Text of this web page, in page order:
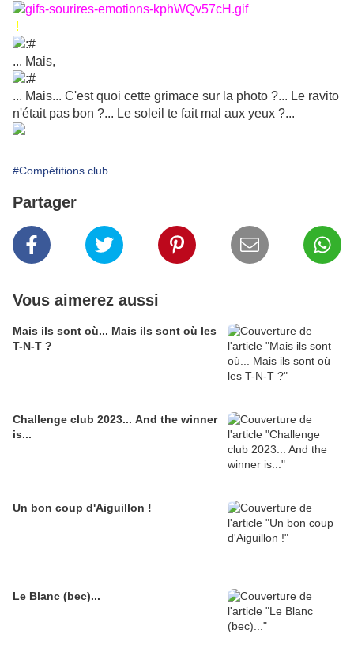
!
... Mais,
... Mais... C'est quoi cette grimace sur la photo ?... Le ravito
n'était pas bon ?... Le soleil te fait mal aux yeux ?...
#Compétitions club
Partager
Vous aimerez aussi
Mais ils sont où... Mais ils sont où les
T-N-T ?
Challenge club 2023... And the winner
is...
Un bon coup d'Aiguillon !
Le Blanc (bec)...